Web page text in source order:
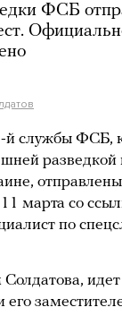
ФСБ
й службы ФСБ,
разведкой
марта со
по
его